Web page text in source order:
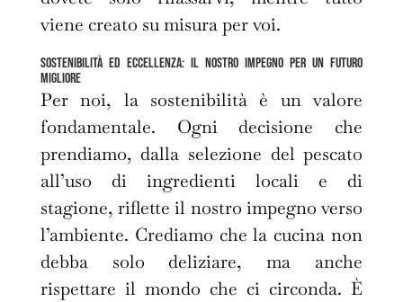
viene creato su misura per voi.
Sostenibilità ed eccellenza: il nostro impegno per un futuro
migliore
Per noi, la sostenibilità è un valore
fondamentale. Ogni decisione che
prendiamo, dalla selezione del pescato
all’uso di ingredienti locali e di
stagione, riflette il nostro impegno verso
l’ambiente. Crediamo che la cucina non
debba solo deliziare, ma anche
rispettare il mondo che ci circonda. È